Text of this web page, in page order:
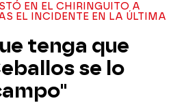
EN EL CHIRINGUITO A
EL INCIDENTE EN LA ÚLTIMA
tenga que
se lo